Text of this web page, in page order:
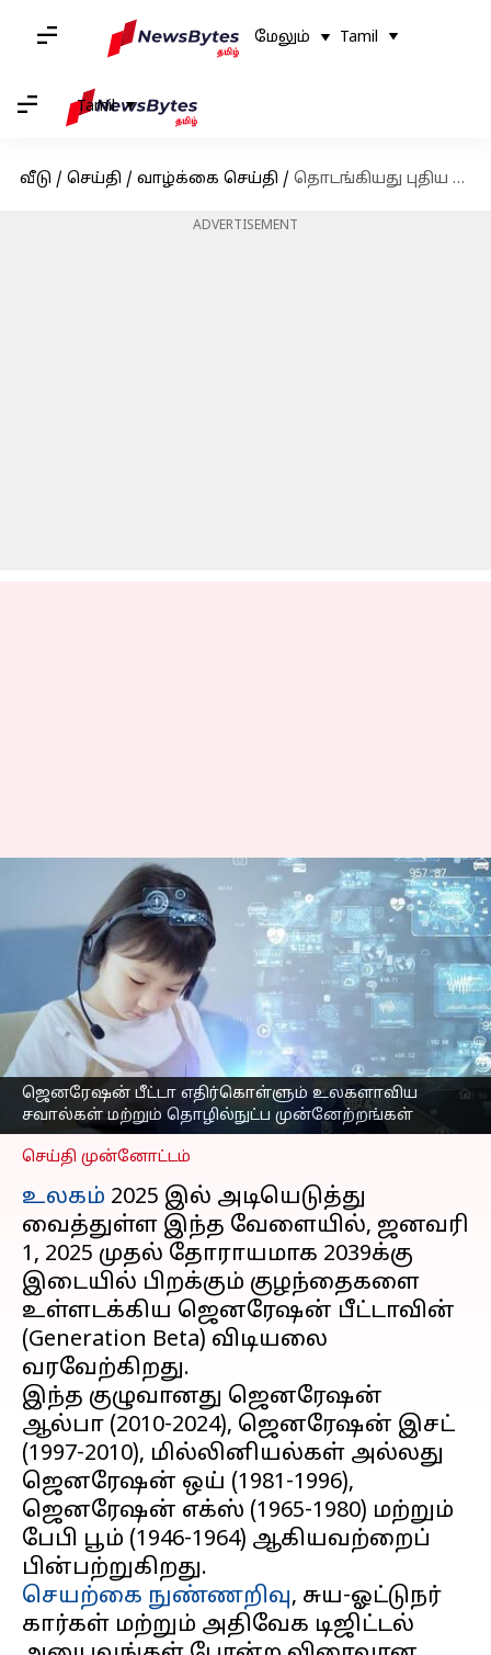
மேலும் Tamil
Tamil
வீடு / செய்தி / வாழ்க்கை செய்தி / தொடங்கியது புதிய சகாப்தம்; ஜெனரேஷன் பீட்டா எதிர்கொள்ளும் உலகளாவிய சவால்கள் மற்றும் தொழில்நுட்ப முன்னேற்றங்கள்
ADVERTISEMENT
ஜெனரேஷன் பீட்டா எதிர்கொள்ளும் உலகளாவிய
சவால்கள் மற்றும் தொழில்நுட்ப முன்னேற்றங்கள்
தொடங்கியது புதிய
சகாப்தம்; ஜெனரேஷன்
பீட்டா எதிர்கொள்ளும்
உலகளாவிய சவால்கள்
மற்றும் தொழில்நுட்ப
முன்னேற்றங்கள்
எழுதியவர் Sekar Chinnappan Jan 04, 2025 06:00 pm
செய்தி முன்னோட்டம்
உலகம் 2025 இல் அடியெடுத்து
வைத்துள்ள இந்த வேளையில், ​​ஜனவரி
1, 2025 முதல் தோராயமாக 2039க்கு
இடையில் பிறக்கும் குழந்தைகளை
உள்ளடக்கிய ஜெனரேஷன் பீட்டாவின்
(Generation Beta) விடியலை
வரவேற்கிறது.
இந்த குழுவானது ஜெனரேஷன்
ஆல்பா (2010-2024), ஜெனரேஷன் இசட்
(1997-2010), மில்லினியல்கள் அல்லது
ஜெனரேஷன் ஒய் (1981-1996),
ஜெனரேஷன் எக்ஸ் (1965-1980) மற்றும்
பேபி பூம் (1946-1964) ஆகியவற்றைப்
செயற்கை நுண்ணறிவு, சுய-ஓட்டுநர்
கார்கள் மற்றும் அதிவேக டிஜிட்டல்